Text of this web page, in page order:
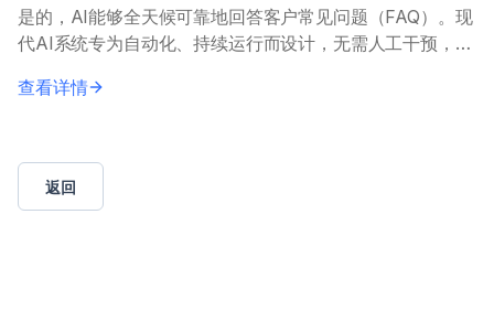
是的，AI能够全天候可靠地回答客户常见问题（FAQ）。现
代AI系统专为自动化、持续运行而设计，无需人工干预，无
的AI模型，通常借助自然语言处理（N...
查看详情
返回